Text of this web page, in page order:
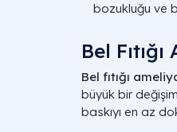
bozukluğu ve
Bel
Bel fıtığı
büyük bir
baskıyı en az